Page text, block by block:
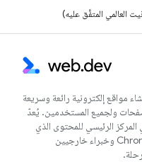
إلكترونية رائعة وسريعة
ولجميع المستخدمين. يُعدّ
الرئيسي للمحتوى الذي
كتبه أعضاء فريق Chrome وخبراء خارجيين